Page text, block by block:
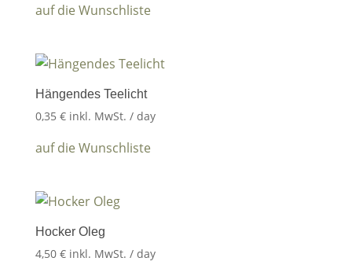
auf die Wunschliste
Hängendes Teelicht
0,35 € inkl. MwSt. / day
auf die Wunschliste
Hocker Oleg
4,50 € inkl. MwSt. / day